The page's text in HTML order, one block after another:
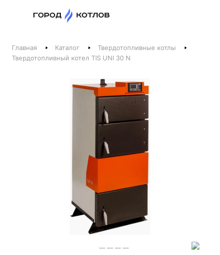
Телефоны
+375 29 237-06-41
Заказать звонок
Главная Каталог
Твердотопливные котлы
Твердотопливный котел TIS UNI 30 N